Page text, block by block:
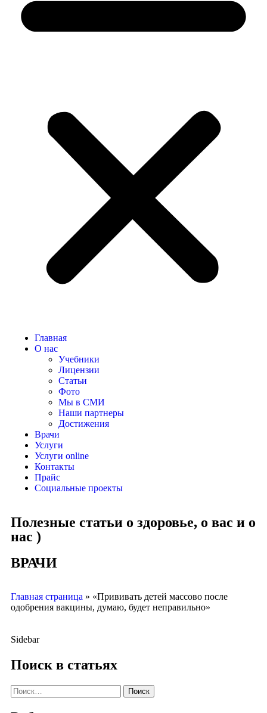
Главная
О нас
Учебники
Лицензии
Статьи
Фото
Мы в СМИ
Наши партнеры
Достижения
Врачи
Услуги
Услуги online
Контакты
Прайс
Социальные проекты
Полезные статьи о здоровье, о вас и о
нас )
ВРАЧИ
Главная страница » «Прививать детей массово после
одобрения вакцины, думаю, будет неправильно»
Sidebar
Поиск в статьях
Поиск